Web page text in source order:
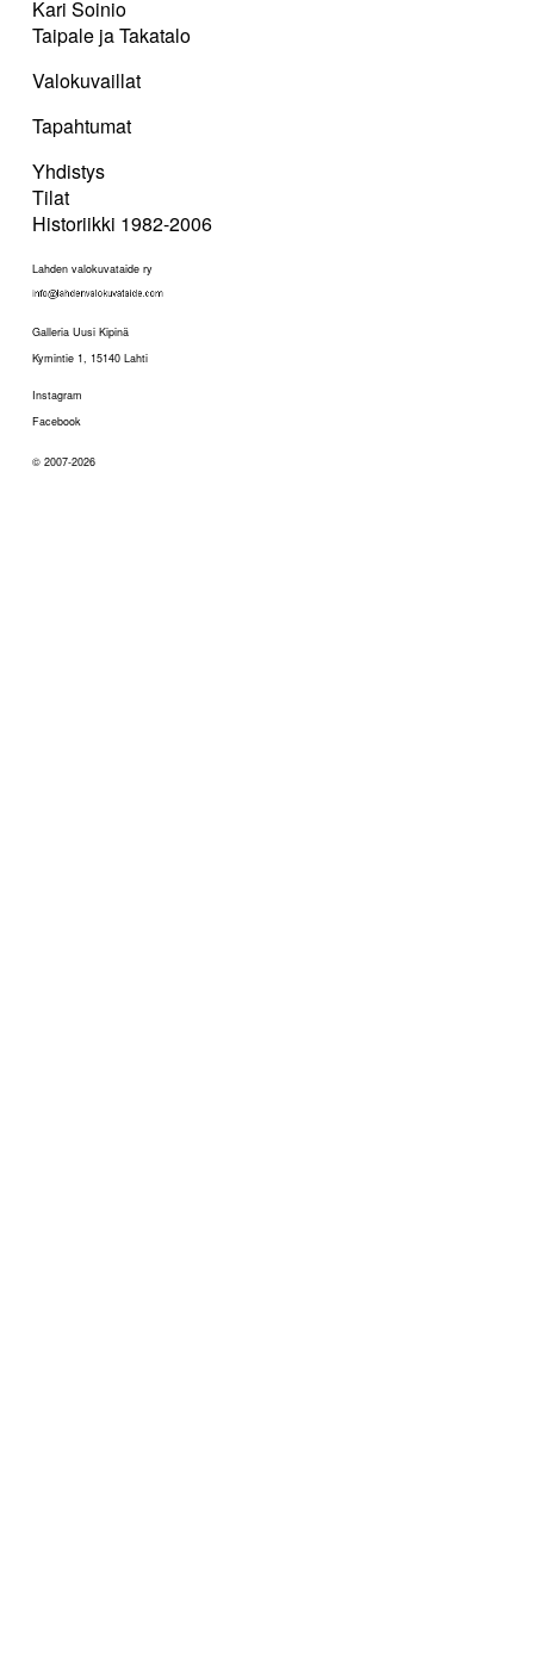
Kari Soinio
Taipale ja Takatalo
Valokuvaillat
Tapahtumat
Yhdistys
Tilat
Historiikki 1982-2006
Lahden valokuvataide ry
Galleria Uusi Kipinä
Kymintie 1, 15140 Lahti
Instagram
Facebook
© 2007-2026